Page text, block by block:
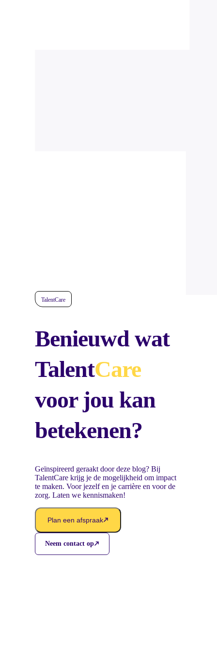
TalentCare
Benieuwd wat
TalentCare
voor jou kan
betekenen?
Geïnspireerd geraakt door deze blog? Bij
TalentCare krijg je de mogelijkheid om impact
te maken. Voor jezelf en je carrière en voor de
zorg. Laten we kennismaken!
Plan een afspraak
Neem contact op